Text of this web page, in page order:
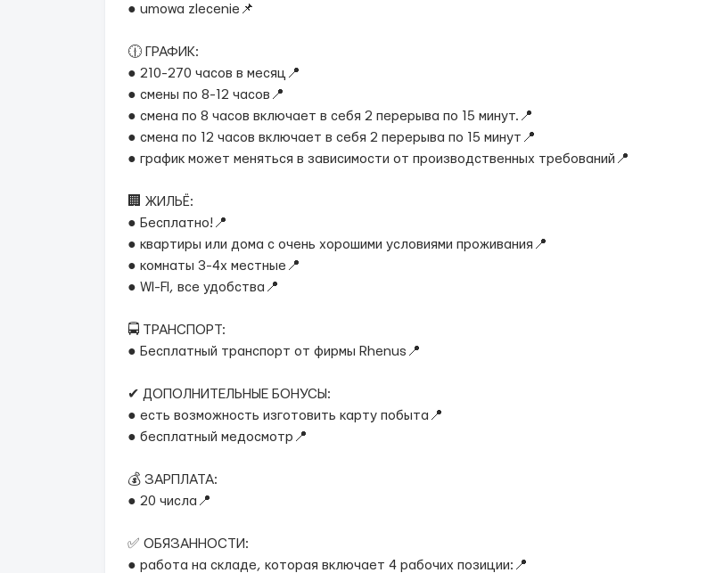
● umowa zlecenie📌
🕧 ГРАФИК:
● 210-270 часов в месяц📍
● смены по 8-12 часов📍
● смена по 8 часов включает в себя 2 перерыва по 15 минут.📍
● смена по 12 часов включает в себя 2 перерыва по 15 минут📍
● график может меняться в зависимости от производственных требований📍
🏢 ЖИЛЬЁ:
● Бесплатно!📍
● квартиры или дома с очень хорошими условиями проживания📍
● комнаты 3-4х местные📍
● WI-FI, все удобства📍
🚍 ТРАНСПОРТ:
● Бесплатный транспорт от фирмы Rhenus📍
✔ ДОПОЛНИТЕЛЬНЫЕ БОНУСЫ:
● есть возможность изготовить карту побыта📍
● бесплатный медосмотр📍
💰 ЗАРПЛАТА:
● 20 числа📍
✅ ОБЯЗАННОСТИ:
● работа на складе, которая включает 4 рабочих позиции:📍